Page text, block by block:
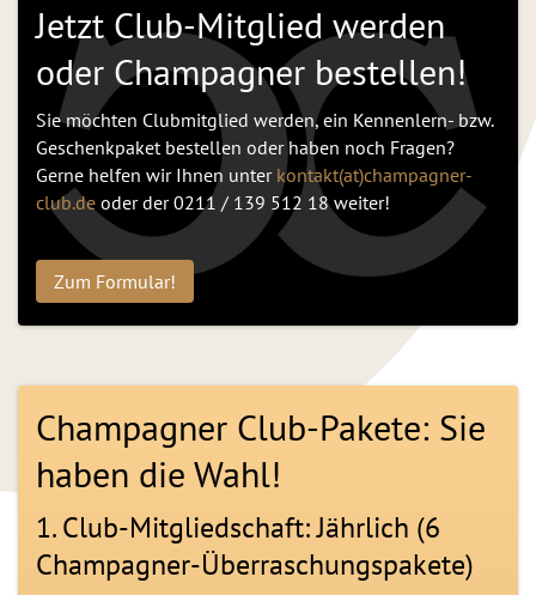
Jetzt Club-Mitglied werden
oder Champagner bestellen!
Sie möchten Clubmitglied werden, ein Kennenlern- bzw.
Geschenkpaket bestellen oder haben noch Fragen?
Gerne helfen wir Ihnen unter kontakt(at)champagner-
club.de oder der 0211 / 139 512 18 weiter!
Zum Formular!
Champagner Club-Pakete: Sie
haben die Wahl!
1. Club-Mitgliedschaft: Jährlich (6
Champagner-Überraschungspakete)